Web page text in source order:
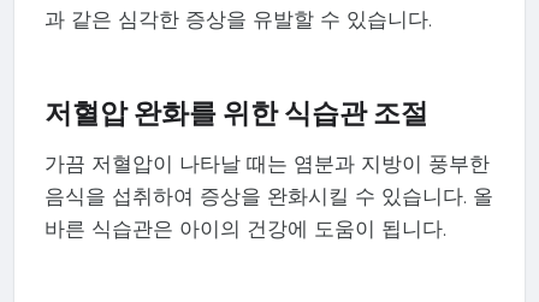
과 같은 심각한 증상을 유발할 수 있습니다.
저혈압 완화를 위한 식습관 조절
가끔 저혈압이 나타날 때는 염분과 지방이 풍부한
음식을 섭취하여 증상을 완화시킬 수 있습니다. 올
바른 식습관은 아이의 건강에 도움이 됩니다.